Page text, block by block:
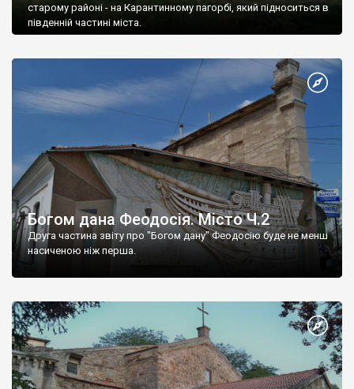
старому районі - на Карантинному пагорбі, який підноситься в
південній частині міста.
Богом дана Феодосія. Місто Ч.2
Друга частина звіту про "Богом дану" Феодосію буде не менш
насиченою ніж перша.